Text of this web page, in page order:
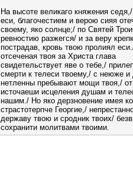
На высоте великаго княжения
еси, благочестием и верою сияя
своему, яко солнце;/ по Святей
ревностию разжегся/ и за веру
пострадав, кровь твою пролиял
отсеченая твоя за Христа глава
свидетельствует яве о тебе,/
смерти к телеси твоему,/ с неюже и
нетленны пребывают мощи твоя,/
источаеши исцеления душам и
нашим./ Но яко дерзновение имея
страстотерпче Георгие,/
державу твою и сродник твоих/
сохранити молитвами твоими.